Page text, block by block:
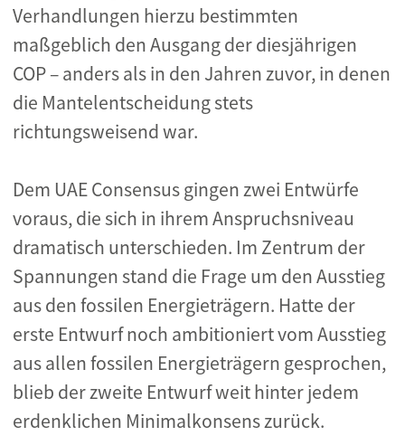
Verhandlungen hierzu bestimmten
maßgeblich den Ausgang der diesjährigen
COP – anders als in den Jahren zuvor, in denen
die Mantelentscheidung stets
richtungsweisend war.
Dem UAE Consensus gingen zwei Entwürfe
voraus, die sich in ihrem Anspruchsniveau
dramatisch unterschieden. Im Zentrum der
Spannungen stand die Frage um den Ausstieg
aus den fossilen Energieträgern. Hatte der
erste Entwurf noch ambitioniert vom Ausstieg
aus allen fossilen Energieträgern gesprochen,
blieb der zweite Entwurf weit hinter jedem
erdenklichen Minimalkonsens zurück.